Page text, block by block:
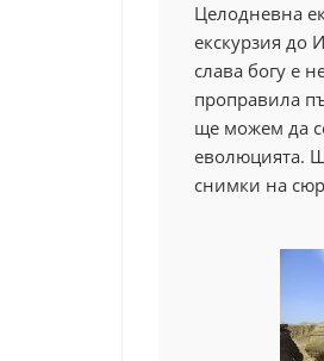
Целодневна
екскурзия до
слава богу е
проправила
ще можем да
еволюцията.
снимки на